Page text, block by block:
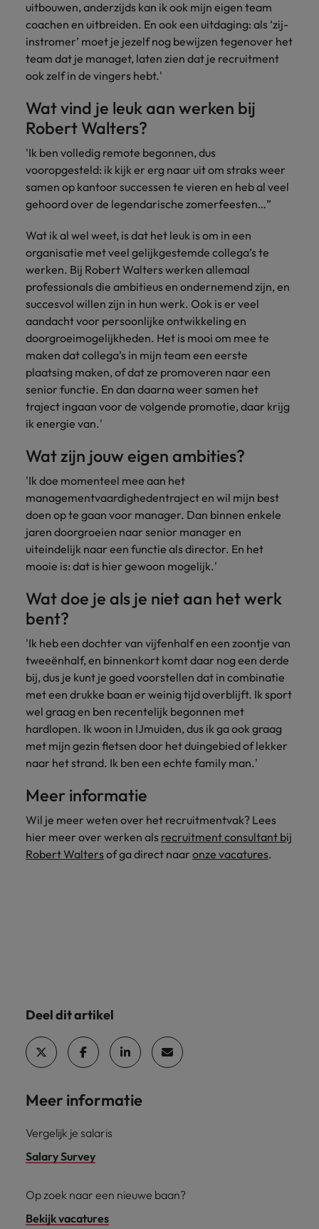
uitbouwen, anderzijds kan ik ook mijn eigen team
coachen en uitbreiden. En ook een uitdaging: als ‘zij-
instromer’ moet je jezelf nog bewijzen tegenover het
team dat je managet, laten zien dat je recruitment
ook zelf in de vingers hebt.'
Wat vind je leuk aan werken bij
Robert Walters?
'Ik ben volledig remote begonnen, dus
vooropgesteld: ik kijk er erg naar uit om straks weer
samen op kantoor successen te vieren en heb al veel
gehoord over de legendarische zomerfeesten…”
Wat ik al wel weet, is dat het leuk is om in een
organisatie met veel gelijkgestemde collega’s te
werken. Bij Robert Walters werken allemaal
professionals die ambitieus en ondernemend zijn, en
succesvol willen zijn in hun werk. Ook is er veel
aandacht voor persoonlijke ontwikkeling en
doorgroeimogelijkheden. Het is mooi om mee te
maken dat collega’s in mijn team een eerste
plaatsing maken, of dat ze promoveren naar een
senior functie. En dan daarna weer samen het
traject ingaan voor de volgende promotie, daar krijg
ik energie van.'
Wat zijn jouw eigen ambities?
'Ik doe momenteel mee aan het
managementvaardighedentraject en wil mijn best
doen op te gaan voor manager. Dan binnen enkele
jaren doorgroeien naar senior manager en
uiteindelijk naar een functie als director. En het
mooie is: dat is hier gewoon mogelijk.'
Wat doe je als je niet aan het werk
bent?
'Ik heb een dochter van vijfenhalf en een zoontje van
tweeënhalf, en binnenkort komt daar nog een derde
bij, dus je kunt je goed voorstellen dat in combinatie
met een drukke baan er weinig tijd overblijft. Ik sport
wel graag en ben recentelijk begonnen met
hardlopen. Ik woon in IJmuiden, dus ik ga ook graag
met mijn gezin fietsen door het duingebied of lekker
naar het strand. Ik ben een echte family man.'
Meer informatie
Wil je meer weten over het recruitmentvak? Lees
hier meer over werken als recruitment consultant bij
Robert Waltersof ga direct naar onze vacatures.
Deel dit artikel
Meer informatie
Vergelijk je salaris
Salary Survey
Op zoek naar een nieuwe baan?
Bekijk vacatures